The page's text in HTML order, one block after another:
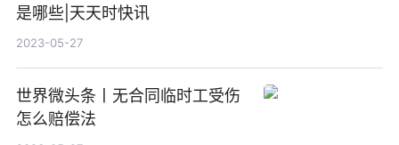
是哪些|天天时快讯
2023-05-27
世界微头条丨无合同临时工受伤
怎么赔偿法